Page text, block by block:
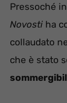
Pressoché
Novosti ha
collaudato
che è stato